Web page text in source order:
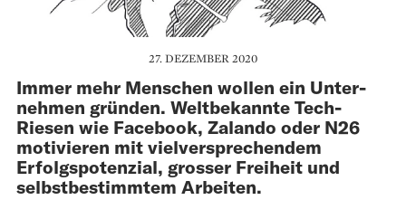
27. DEZEMBER 2020
Immer mehr Menschen wollen ein Unter­
nehmen gründen. Weltbekannte Tech-
Riesen wie Facebook, Zalando oder N26
motivieren mit vielversprechendem
Erfolgspotenzial, grosser Freiheit und
selbstbestimmtem Arbeiten.